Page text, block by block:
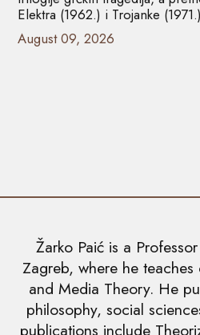
Elektra (1962.) i Trojanke
August 09, 2026
Žarko Paić is a
Zagreb, where he teaches
and Media Theory. He
philosophy, social
publications include